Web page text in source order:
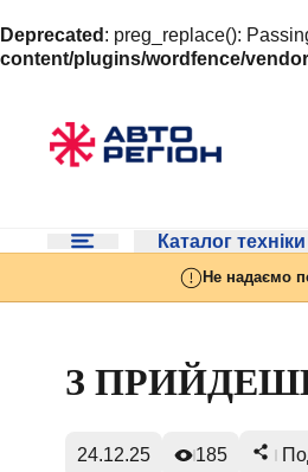
Deprecated : preg_replace():
content/plugins/wordfence/
Каталог техніки
Не надаємо
З
24.12.25 185